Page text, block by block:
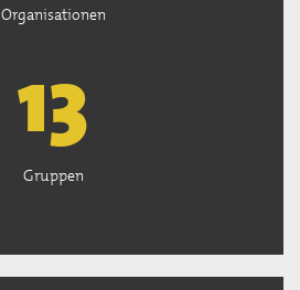
Organisationen
13
Gruppen